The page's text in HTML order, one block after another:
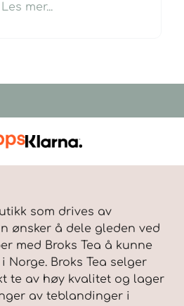
Les mer...
som drives av
ønsker å dele gleden ved
med Broks Tea å kunne
Norge. Broks Tea selger
te av høy kvalitet og lager
av teblandinger i